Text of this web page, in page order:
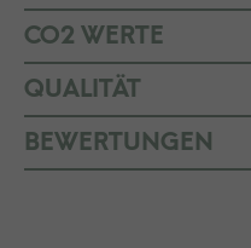
CO2 WERTE
QUALITÄT
BEWERTUNGEN